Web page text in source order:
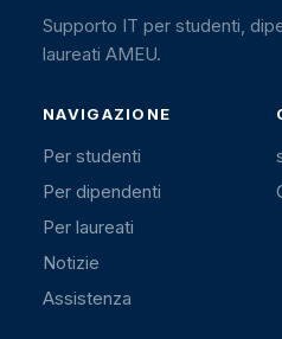
Supporto IT per studenti,
laureati AMEU.
NAVIGAZIONE
Per studenti
Per dipendenti
Per laureati
Notizie
Assistenza